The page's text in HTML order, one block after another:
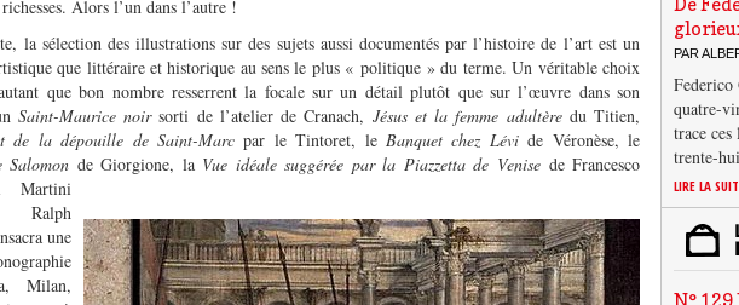
Alors l’un dans l’autre !
la sélection des illustrations sur des sujets aussi documentés par l’histoire de l’art est un
que littéraire et historique au sens le plus « politique » du terme. Un véritable choix
que bon nombre resserrent la focale sur un détail plutôt que sur l’œuvre dans son
Saint-Maurice noirsorti de l’atelier de Cranach, Jésus et la femme adultère du Titien,
de la dépouille de Saint-Marc par le Tintoret, le Banquet chez Lévide Véronèse, le
Salomon de Giorgione, la Vue idéalesuggérée par la Piazzetta de Venise de Francesco
Martini
Ralph
une
Milan,
PAR
quatre-
trace
trente-
LIRE LA